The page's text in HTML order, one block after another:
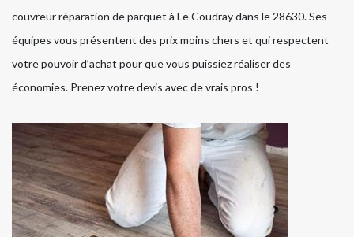
couvreur réparation de parquet à Le Coudray dans le 28630. Ses
équipes vous présentent des prix moins chers et qui respectent
votre pouvoir d’achat pour que vous puissiez réaliser des
économies. Prenez votre devis avec de vrais pros !